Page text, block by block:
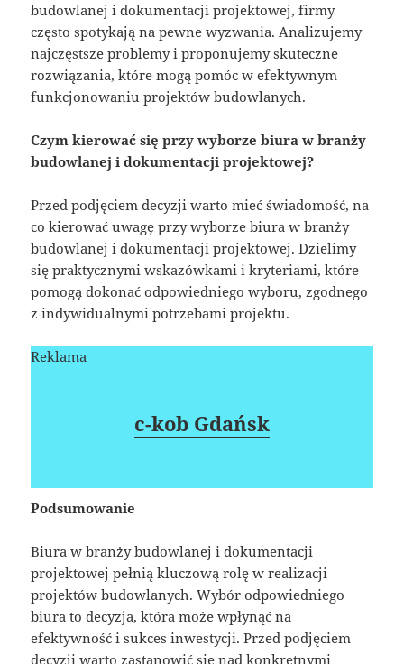
budowlanej i dokumentacji projektowej, firmy
często spotykają na pewne wyzwania. Analizujemy
najczęstsze problemy i proponujemy skuteczne
rozwiązania, które mogą pomóc w efektywnym
funkcjonowaniu projektów budowlanych.
Czym kierować się przy wyborze biura w branży
budowlanej i dokumentacji projektowej?
Przed podjęciem decyzji warto mieć świadomość, na
co kierować uwagę przy wyborze biura w branży
budowlanej i dokumentacji projektowej. Dzielimy
się praktycznymi wskazówkami i kryteriami, które
pomogą dokonać odpowiedniego wyboru, zgodnego
z indywidualnymi potrzebami projektu.
Reklama
c-kob Gdańsk
Podsumowanie
Biura w branży budowlanej i dokumentacji
projektowej pełnią kluczową rolę w realizacji
projektów budowlanych. Wybór odpowiedniego
biura to decyzja, która może wpłynąć na
efektywność i sukces inwestycji. Przed podjęciem
decyzji warto zastanowić się nad konkretnymi